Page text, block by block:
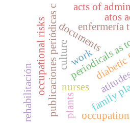
periodicals
publicaciones periódicas c enfermería
family
atos
documents
acts of
nurses
occupational risks
rehabilitación
culture
plants
work